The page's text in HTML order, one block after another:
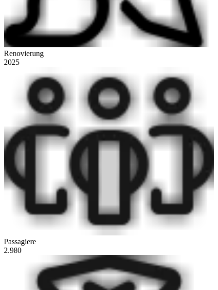
Renovierung
2025
Passagiere
2.980